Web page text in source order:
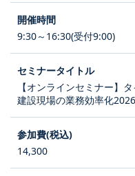
9:30～16:30(受付9:00)
【オンラインセミナー】
建設現場の業務効率化2026
14,300